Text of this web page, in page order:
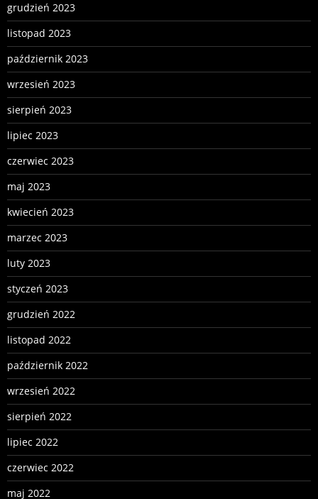
grudzień 2023
listopad 2023
październik 2023
wrzesień 2023
sierpień 2023
lipiec 2023
czerwiec 2023
maj 2023
kwiecień 2023
marzec 2023
luty 2023
styczeń 2023
grudzień 2022
listopad 2022
październik 2022
wrzesień 2022
sierpień 2022
lipiec 2022
czerwiec 2022
maj 2022